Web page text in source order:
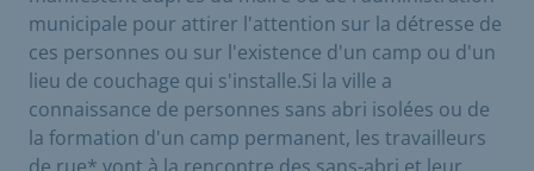
municipale pour attirer l'attention sur la détresse de
ces personnes ou sur l'existence d'un camp ou d'un
lieu de couchage qui s'installe.Si la ville a
connaissance de personnes sans abri isolées ou de
la formation d'un camp permanent, les travailleurs